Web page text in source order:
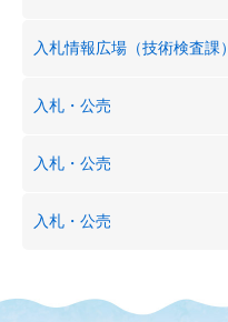
入札情報広場（技術検査課）
入札・公売
入札・公売
入札・公売